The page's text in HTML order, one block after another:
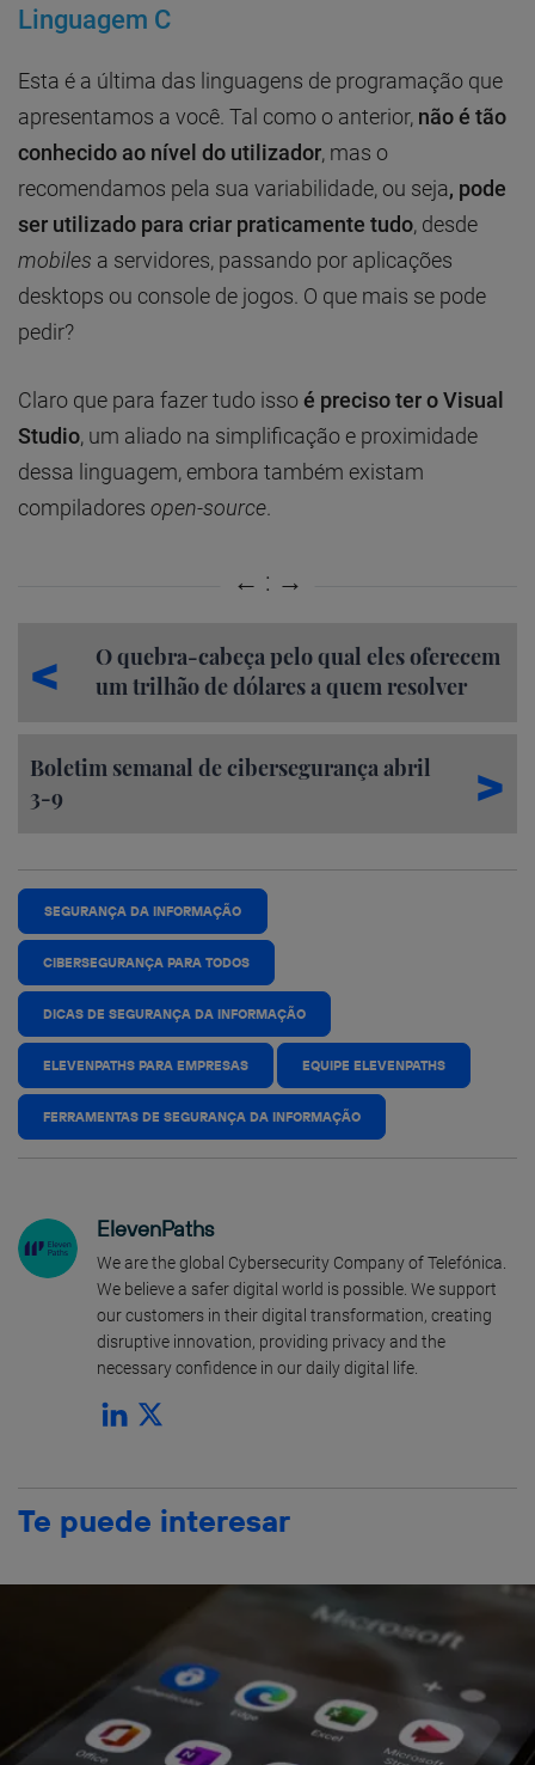
Linguagem C
Esta é a última das linguagens de programação que
apresentamos a você. Tal como o anterior, não é tão
conhecido ao nível do utilizador, mas o
recomendamos pela sua variabilidade, ou seja, pode
ser utilizado para criar praticamente tudo, desde
mobiles a servidores, passando por aplicações
desktops ou console de jogos. O que mais se pode
pedir?
Claro que para fazer tudo issoé preciso ter o Visual
Studio, um aliado na simplificação e proximidade
dessa linguagem, embora também existam
compiladores open-source
O quebra-cabeça pelo qual eles oferecem
um trilhão de dólares a quem resolver
Boletim semanal de cibersegurança abril
3-9
SEGURANÇA DA INFORMAÇÃO
CIBERSEGURANÇA PARA TODOS
DICAS DE SEGURANÇA DA INFORMAÇÃO
ELEVENPATHS PARA EMPRESAS EQUIPE ELEVENPATHS
FERRAMENTAS DE SEGURANÇA DA INFORMAÇÃO
ElevenPaths
We are the global Cybersecurity Company of Telefónica.
We believe a safer digital world is possible. We support
our customers in their digital transformation, creating
disruptive innovation, providing privacy and the
necessary confidence in our daily digital life.
Te puede interesar